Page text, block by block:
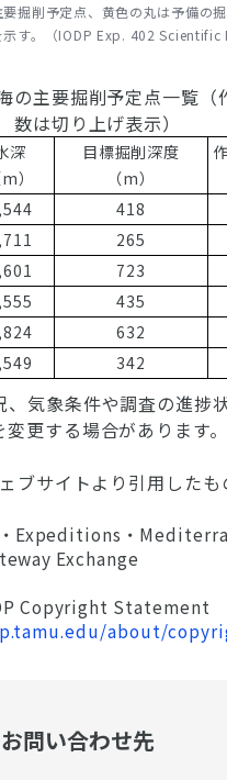
掘削予定点、黄色の丸は予備の掘
示す。（IODP Exp. 402 Scientific
主要掘削予定点一覧（
数は切り上げ表示）
深
m）
目標掘削深度
（m）
418
265
723
435
632
342
気象条件や調査の進捗
更する場合があります。
ブサイトより引用したも
Expeditions・
Exchange
Copyright Statement
about/
問い合わせ先